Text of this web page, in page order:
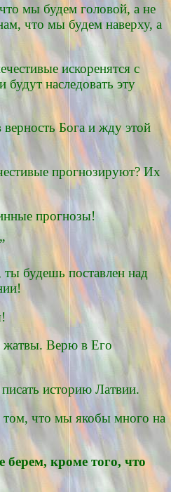
мы будем головой, а не
что мы будем наверху, а
искоренятся с
будут наследовать эту
Бога и жду этой
прогнозируют? Их
прогнозы!
будешь поставлен над
жатвы. Верю в Его
историю Латвии.
том, что мы якобы много на
кроме того, что